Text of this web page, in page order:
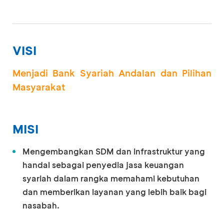
VISI
Menjadi Bank Syariah Andalan dan Pilihan
Masyarakat
MISI
Mengembangkan SDM dan infrastruktur yang
handal sebagai penyedia jasa keuangan
syariah dalam rangka memahami kebutuhan
dan memberikan layanan yang lebih baik bagi
nasabah.